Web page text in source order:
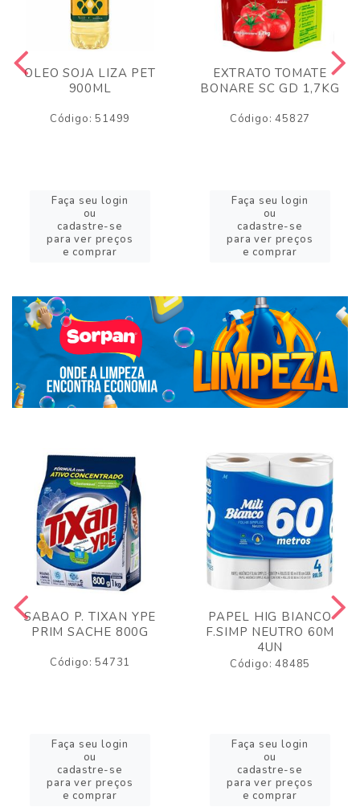
OLEO SOJA LIZA PET
900ML
Código: 51499
Faça seu login
ou
cadastre-se
para ver preços
e comprar
EXTRATO TOMATE
BONARE SC GD 1,7KG
Código: 45827
Faça seu login
ou
cadastre-se
para ver preços
e comprar
SABAO P. TIXAN YPE
PRIM SACHE 800G
Código: 54731
Faça seu login
ou
cadastre-se
para ver preços
e comprar
PAPEL HIG BIANCO
F.SIMP NEUTRO 60M
4UN
Código: 48485
Faça seu login
ou
cadastre-se
para ver preços
e comprar